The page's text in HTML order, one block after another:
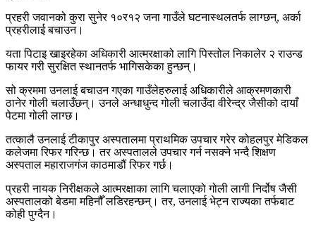
प्रहरी जवानको कुरा सुनेर १०र१२ जना गाउँले घटनास्थलतर्फ लाग्छन्, अर्का
प्रहरीलाई बचाउन।
यता पिटाइ खाइरहेका अधिकारी आत्मरक्षाको लागि पिस्तोल निकालेर २ राउन्ड
फायर गरी सुरक्षित स्थानतर्फ भागिसकेका हुन्छन्।
सो क्रममा उनलाई बचाउन गएका गाउँलेहरुलाई अधिकारीले आक्रमणकारी
ठानेर गोली चलाउँछन्। उनले अन्धाधुन्द गोली चलाउँदा वीरेन्द्र जैसीको दायाँ
पेटमा गोली लाग्छ।
तत्कालै उनलाई टीकापुर अस्पतालमा प्राथमिक उपचार गरेर कोहलपुर मेडिकल
कलेजमा रिफर गरिन्छ। तर अस्पतालले उपचार गर्न नसक्ने भन्दै शिक्षण
अस्पताल महाराजगंज काठमाडौं रिफर गर्छ।
प्रहरी नायक निरीक्षकले आत्मरक्षाका लागि चलाएको गोली लागी निर्दोष जैसी
अस्पतालको बेडमा महिनौँ लडिरहन्छन्। तर, उनलाई भेट्न राज्यका तर्फबाट
कोही पुग्दैन।